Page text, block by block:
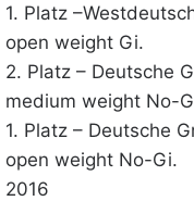
1. Platz
open weight Gi.
2. Platz – Deutsche
medium weight No-
1. Platz – Deutsche
open weight No-Gi.
2016